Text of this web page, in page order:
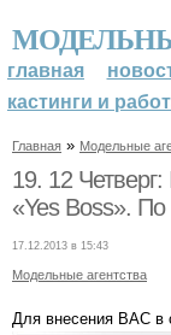
главная
кастинги и
Главная » Модельные
19. 12
«Yes Boss».
17.12.2013 в 15:43
Модельные агентства
Для внесения ВАС в